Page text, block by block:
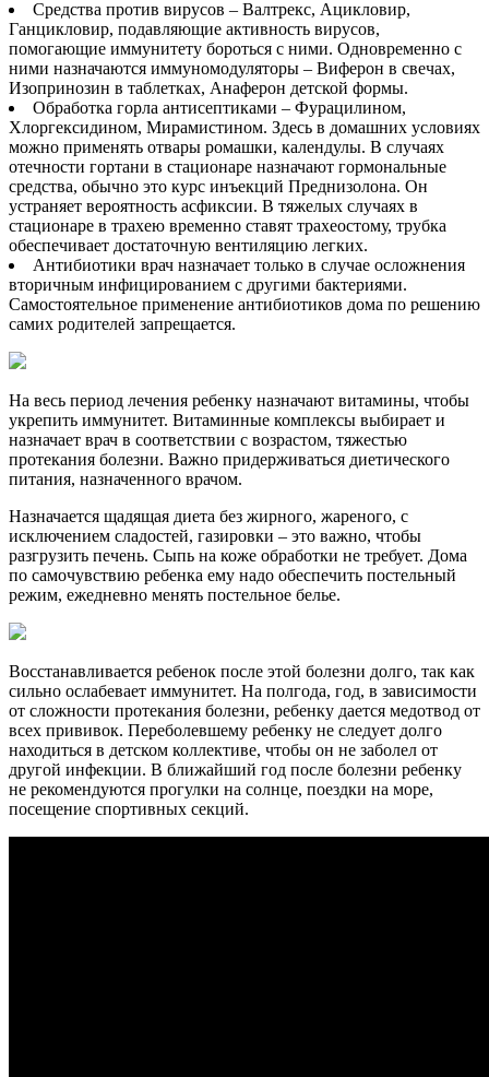
Средства против вирусов – Валтрекс, Ацикловир,
Ганцикловир, подавляющие активность вирусов,
помогающие иммунитету бороться с ними. Одновременно с
ними назначаются иммуномодуляторы – Виферон в свечах,
Изопринозин в таблетках, Анаферон детской формы.
Обработка горла антисептиками – Фурацилином,
Хлоргексидином, Мирамистином. Здесь в домашних условиях
можно применять отвары ромашки, календулы. В случаях
отечности гортани в стационаре назначают гормональные
средства, обычно это курс инъекций Преднизолона. Он
устраняет вероятность асфиксии. В тяжелых случаях в
стационаре в трахею временно ставят трахеостому, трубка
обеспечивает достаточную вентиляцию легких.
Антибиотики врач назначает только в случае осложнения
вторичным инфицированием с другими бактериями.
Самостоятельное применение антибиотиков дома по решению
самих родителей запрещается.
На весь период лечения ребенку назначают витамины, чтобы
укрепить иммунитет. Витаминные комплексы выбирает и
назначает врач в соответствии с возрастом, тяжестью
протекания болезни. Важно придерживаться диетического
питания, назначенного врачом.
Назначается щадящая диета без жирного, жареного, с
исключением сладостей, газировки – это важно, чтобы
разгрузить печень. Сыпь на коже обработки не требует. Дома
по самочувствию ребенка ему надо обеспечить постельный
режим, ежедневно менять постельное белье.
Восстанавливается ребенок после этой болезни долго, так как
сильно ослабевает иммунитет. На полгода, год, в зависимости
от сложности протекания болезни, ребенку дается медотвод от
всех прививок. Переболевшему ребенку не следует долго
находиться в детском коллективе, чтобы он не заболел от
другой инфекции. В ближайший год после болезни ребенку
не рекомендуются прогулки на солнце, поездки на море,
посещение спортивных секций.